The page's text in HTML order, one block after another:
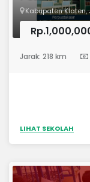
Kabupaten Klaten,
Jarak: 218 km
LIHAT SEKOLAH